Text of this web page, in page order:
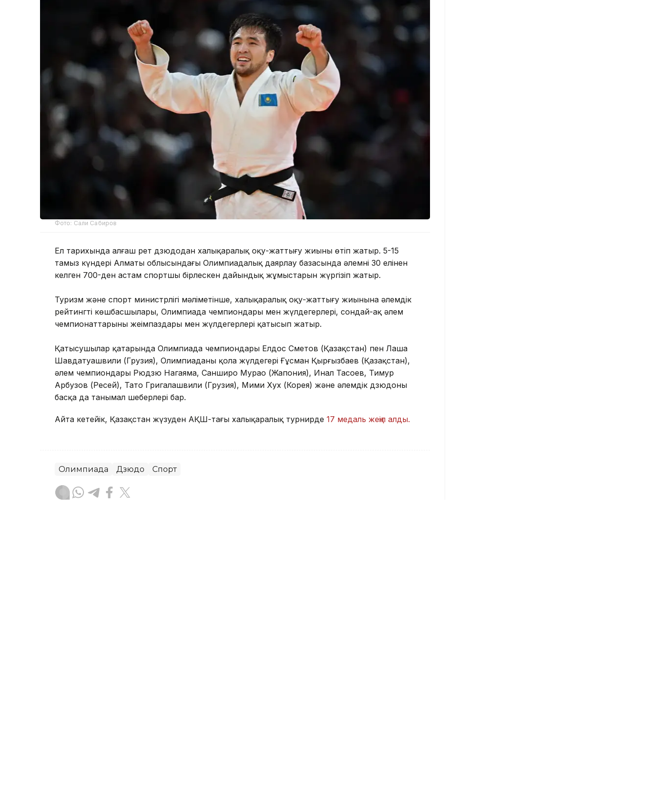
Фото: Сали Сабиров
Ел тарихында алғаш рет дзюдодан халықаралық оқу-жаттығу жиыны өтіп жатыр. 5-15
тамыз күндері Алматы облысындағы Олимпиадалық даярлау базасында әлемнің 30 елінен
келген 700-ден астам спортшы бірлескен дайындық жұмыстарын жүргізіп жатыр.
Туризм және спорт министрлігі мәліметінше, халықаралық оқу-жаттығу жиынына әлемдік
рейтингтің көшбасшылары, Олимпиада чемпиондары мен жүлдегерлері, сондай-ақ әлем
чемпионаттарының жеңімпаздары мен жүлдегерлері қатысып жатыр.
Қатысушылар қатарында Олимпиада чемпиондары Елдос Сметов (Қазақстан) пен Лаша
Шавдатуашвили (Грузия), Олимпиаданың қола жүлдегері Ғұсман Қырғызбаев (Қазақстан),
әлем чемпиондары Рюдзю Нагаяма, Санширо Мурао (Жапония), Инал Тасоев, Тимур
Арбузов (Ресей), Тато Григалашвили (Грузия), Мими Хух (Корея) және әлемдік дзюдоның
басқа да танымал шеберлері бар.
Айта кетейік, Қазақстан жүзуден АҚШ-тағы халықаралық турнирде 17 медаль жеңіп алды.
Олимпиада Дзюдо Спорт